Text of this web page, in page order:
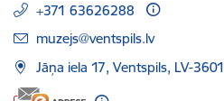
+371 63626288
E-pasts:
muzejs@ventspils.lv
Jāņa iela 17, Ventspils, LV-3601